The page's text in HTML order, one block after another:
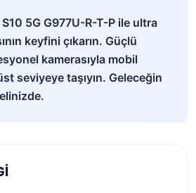
5G G977U-R-T-P ile ultra
keyfini çıkarın. Güçlü
kamerasıyla mobil
seviyeye taşıyın. Geleceğin